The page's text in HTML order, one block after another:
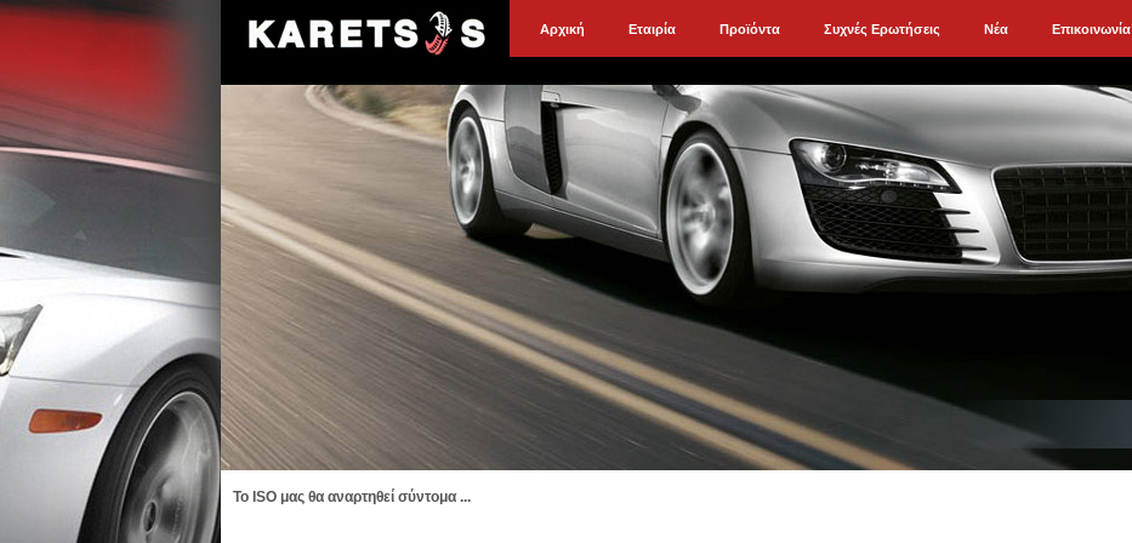
Αρχική Εταιρία Προϊόντα Συχνές Ερωτήσεις Νέα Επικοινωνία
To ISO μας θα αναρτηθεί σύντομα ...